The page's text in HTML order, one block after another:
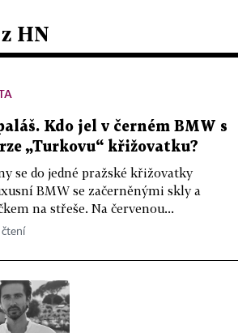
HN
Kdo jel v černém BMW s
„Turkovu“ křižovatku?
se do jedné pražské křižovatky
BMW se začerněnými skly a
na střeše. Na červenou...